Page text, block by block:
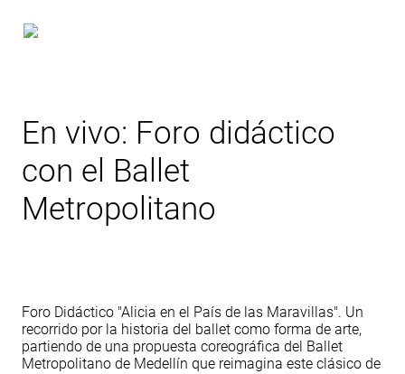
En vivo: Foro didáctico
con el Ballet
Metropolitano
Foro Didáctico "Alicia en el País de las Maravillas". Un
recorrido por la historia del ballet como forma de arte,
partiendo de una propuesta coreográfica del Ballet
Metropolitano de Medellín que reimagina este clásico de